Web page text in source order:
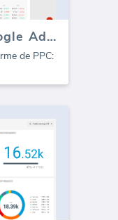
Palabras clave de Google Ads PPC (Informe)
de PPC: